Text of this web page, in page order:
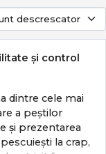
și control
dintre cele mai
a peștilor
și prezentarea
la crap,